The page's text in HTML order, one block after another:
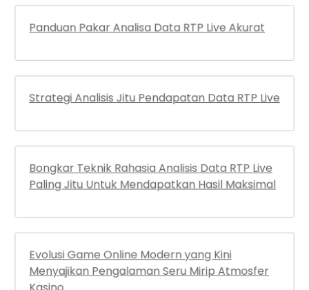
Panduan Pakar Analisa Data RTP Live Akurat
Strategi Analisis Jitu Pendapatan Data RTP Live
Bongkar Teknik Rahasia Analisis Data RTP Live
Paling Jitu Untuk Mendapatkan Hasil Maksimal
Evolusi Game Online Modern yang Kini
Menyajikan Pengalaman Seru Mirip Atmosfer
Kasino